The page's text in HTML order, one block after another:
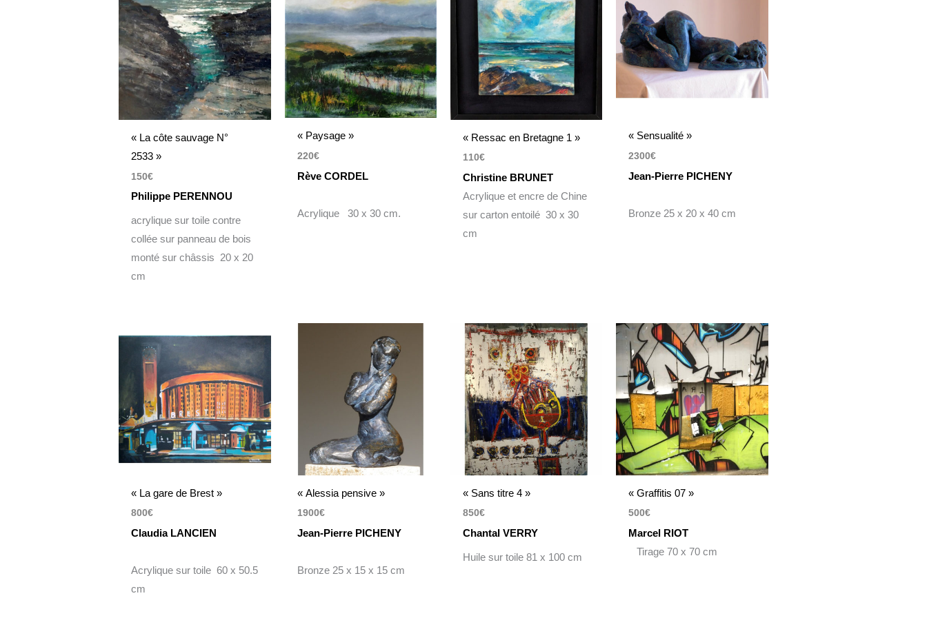
« La côte sauvage N°
2533 »
150€
Philippe PERENNOU
acrylique sur toile contre
collée sur panneau de bois
monté sur châssis 20 x 20
cm
« Paysage »
220€
Rève CORDEL
Acrylique 30 x 30 cm.
« Ressac en Bretagne 1 »
110€
Christine BRUNET
Acrylique et encre de Chine
sur carton entoilé 30 x 30
cm
« Sensualité »
2300€
Jean-Pierre PICHENY
Bronze 25 x 20 x 40 cm
« La gare de Brest »
800€
Claudia LANCIEN
Acrylique sur toile 60 x 50.5
cm
« Alessia pensive »
1900€
Jean-Pierre PICHENY
Bronze 25 x 15 x 15 cm
« Sans titre 4 »
850€
Chantal VERRY
Huile sur toile 81 x 100 cm
« Graffitis 07 »
500€
Marcel RIOT
Tirage 70 x 70 cm